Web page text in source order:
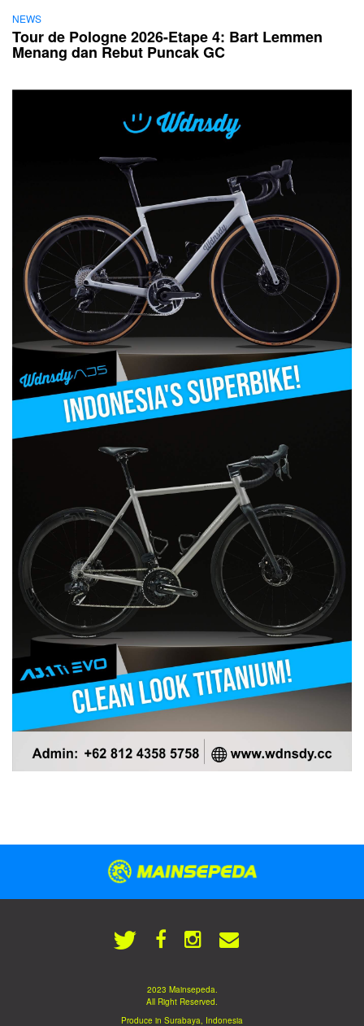
NEWS
Tour de Pologne 2026-Etape 4: Bart Lemmen
Menang dan Rebut Puncak GC
2023 Mainsepeda.
All Right Reserved.
Produce in Surabaya, Indonesia